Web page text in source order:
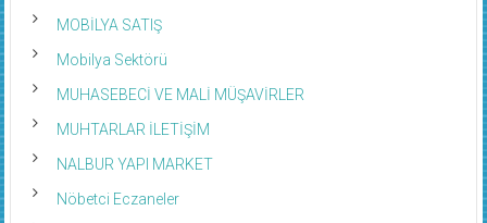
MOBİLYA SATIŞ
Mobilya Sektörü
MUHASEBECİ VE MALİ MÜŞAVİRLER
MUHTARLAR İLETİŞİM
NALBUR YAPI MARKET
Nöbetci Eczaneler